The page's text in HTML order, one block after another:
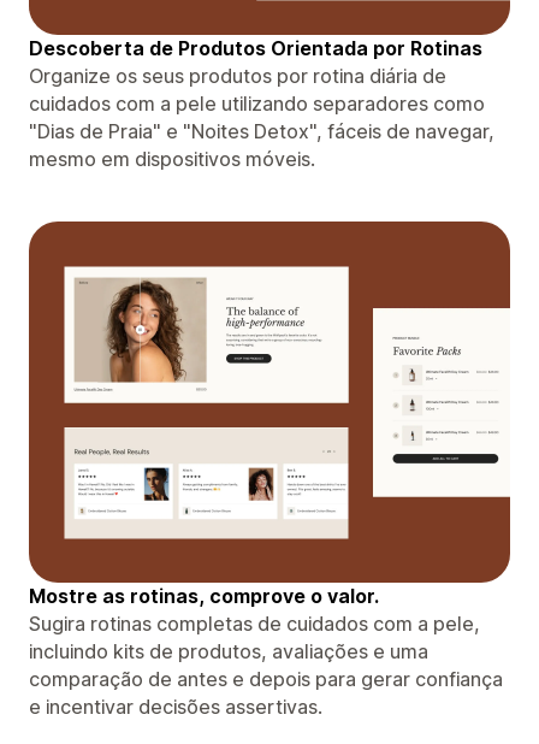
Descoberta de Produtos Orientada por Rotinas
Organize os seus produtos por rotina diária de
cuidados com a pele utilizando separadores como
"Dias de Praia" e "Noites Detox", fáceis de navegar,
mesmo em dispositivos móveis.
Mostre as rotinas, comprove o valor.
Sugira rotinas completas de cuidados com a pele,
incluindo kits de produtos, avaliações e uma
comparação de antes e depois para gerar confiança
e incentivar decisões assertivas.